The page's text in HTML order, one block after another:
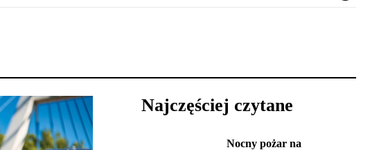
Najczęściej czytane
Nocny pożar na